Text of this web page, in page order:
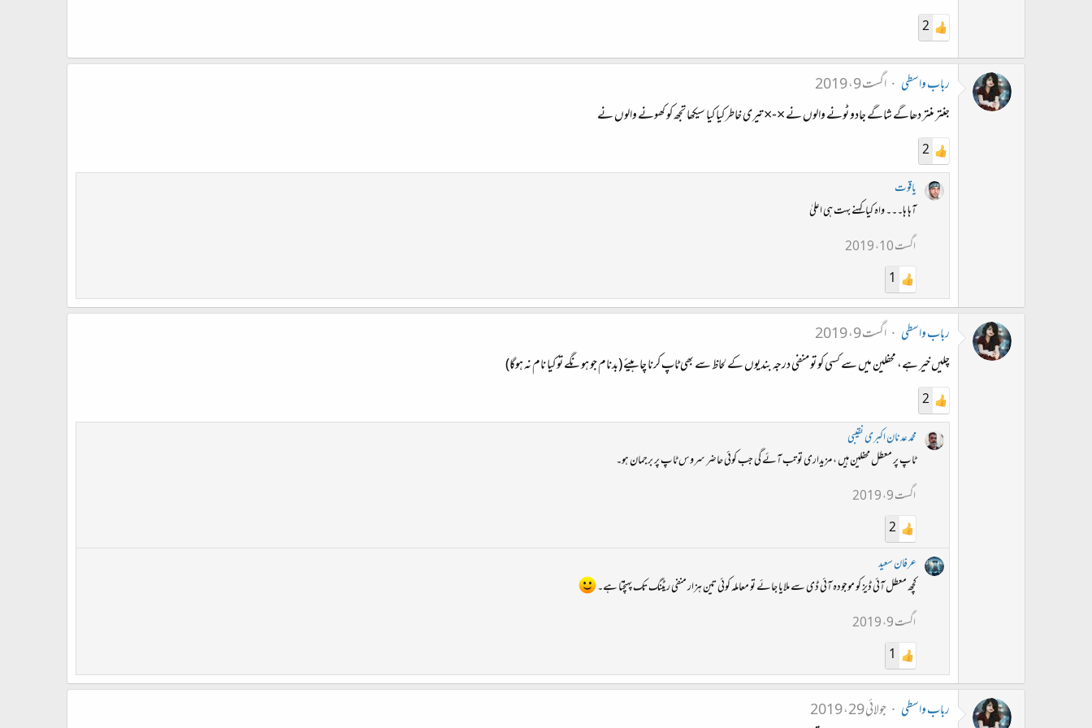
2
رباب واسطی
اگست 9، 2019
جنتر منتر دھاگے شاگے جادو ٹونے والوں نے ×-× تیری خاطر کیا کیا سیکھا تجھ کو کھونے والوں نے
2
یاقوت
آہا ہا۔۔۔ واہ کیا کہنے بہت ہی اعلیٰ
اگست 10، 2019
1
رباب واسطی
اگست 9، 2019
چلیں خیر ہے، محفلین میں سے کسی کو تو منفی درجہ بندیوں کے لحاظ سے بھی ٹاپ کرنا چاہیئے (بدنام جو ہونگے تو کیا نام نہ ہوگا)
2
محمد عدنان اکبری نقیبی
ٹاپ پر معطل محفلین ہیں ، مزیداری تو تب آئے گی جب کوئی حاضر سروس ٹاپ پر برجمان ہو۔
اگست 9، 2019
2
عرفان سعید
کچھ معطل آئی ڈیز کو موجودہ آئی ڈی سے ملایا جائے تو معاملہ کوئی تین ہزار منفی ریٹنگ تک پہنچتا ہے۔
اگست 9، 2019
1
رباب واسطی جولائی 29، 2019